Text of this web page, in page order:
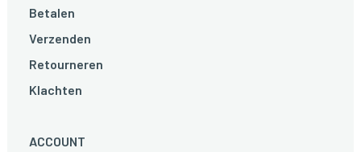
Betalen
Verzenden
Retourneren
Klachten
ACCOUNT